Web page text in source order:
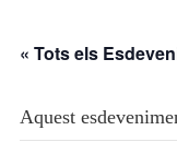
« Tots els
Aquest